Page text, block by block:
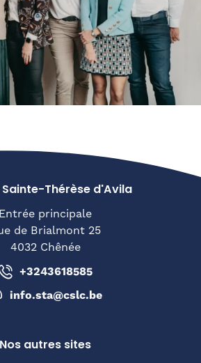
Sainte-Thérèse d'Avila
Entrée principale
de Brialmont 25
4032 Chênée
+3243618585
info.sta@cslc.be
Nos autres sites